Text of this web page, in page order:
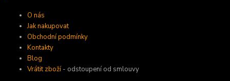
O nás
Jak nakupovat
Obchodní podmínky
Kontakty
Blog
Vrátit zboží- odstoupení od smlouvy